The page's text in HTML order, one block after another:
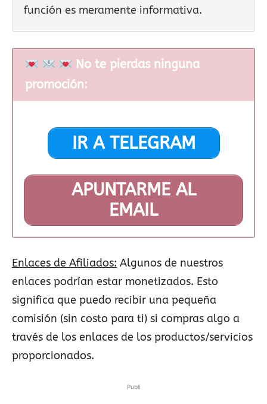
función es meramente informativa.
No te pierdas ninguna
promoción:
IR A TELEGRAM
APUNTARME AL
EMAIL
Enlaces de Afiliados: Algunos de nuestros
enlaces podrían estar monetizados. Esto
significa que puedo recibir una pequeña
comisión (sin costo para ti) si compras algo a
través de los enlaces de los productos/servicios
proporcionados.
Publi